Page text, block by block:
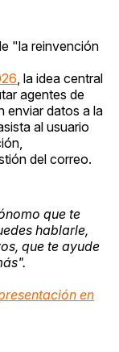
"la reinvención
, la idea central
agentes de
enviar datos a la
al usuario
del correo.
que te
hablarle,
que te ayude
en